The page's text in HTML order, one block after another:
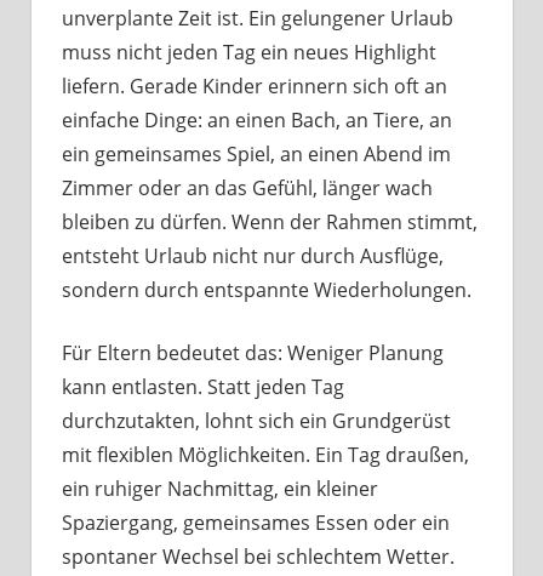
unverplante Zeit ist. Ein gelungener Urlaub
muss nicht jeden Tag ein neues Highlight
liefern. Gerade Kinder erinnern sich oft an
einfache Dinge: an einen Bach, an Tiere, an
ein gemeinsames Spiel, an einen Abend im
Zimmer oder an das Gefühl, länger wach
bleiben zu dürfen. Wenn der Rahmen stimmt,
entsteht Urlaub nicht nur durch Ausflüge,
sondern durch entspannte Wiederholungen.
Für Eltern bedeutet das: Weniger Planung
kann entlasten. Statt jeden Tag
durchzutakten, lohnt sich ein Grundgerüst
mit flexiblen Möglichkeiten. Ein Tag draußen,
ein ruhiger Nachmittag, ein kleiner
Spaziergang, gemeinsames Essen oder ein
spontaner Wechsel bei schlechtem Wetter.